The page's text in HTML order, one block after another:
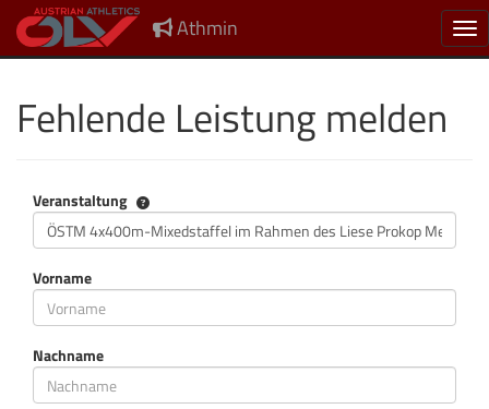
Athmin
Fehlende Leistung melden
Veranstaltung
Vorname
Nachname